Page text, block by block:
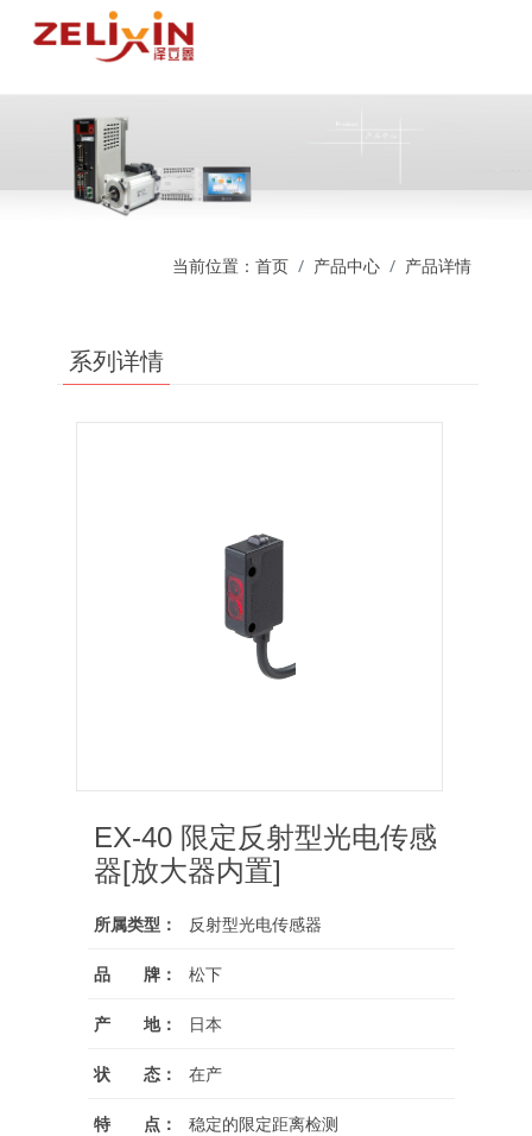
当前位置： 首页 产品中心 产品详情
系列详情
EX-40 限定反射型光电传感
器[放大器内置]
所属类型： 反射型光电传感器
品 牌： 松下
产 地： 日本
状 态： 在产
特 点： 稳定的限定距离检测